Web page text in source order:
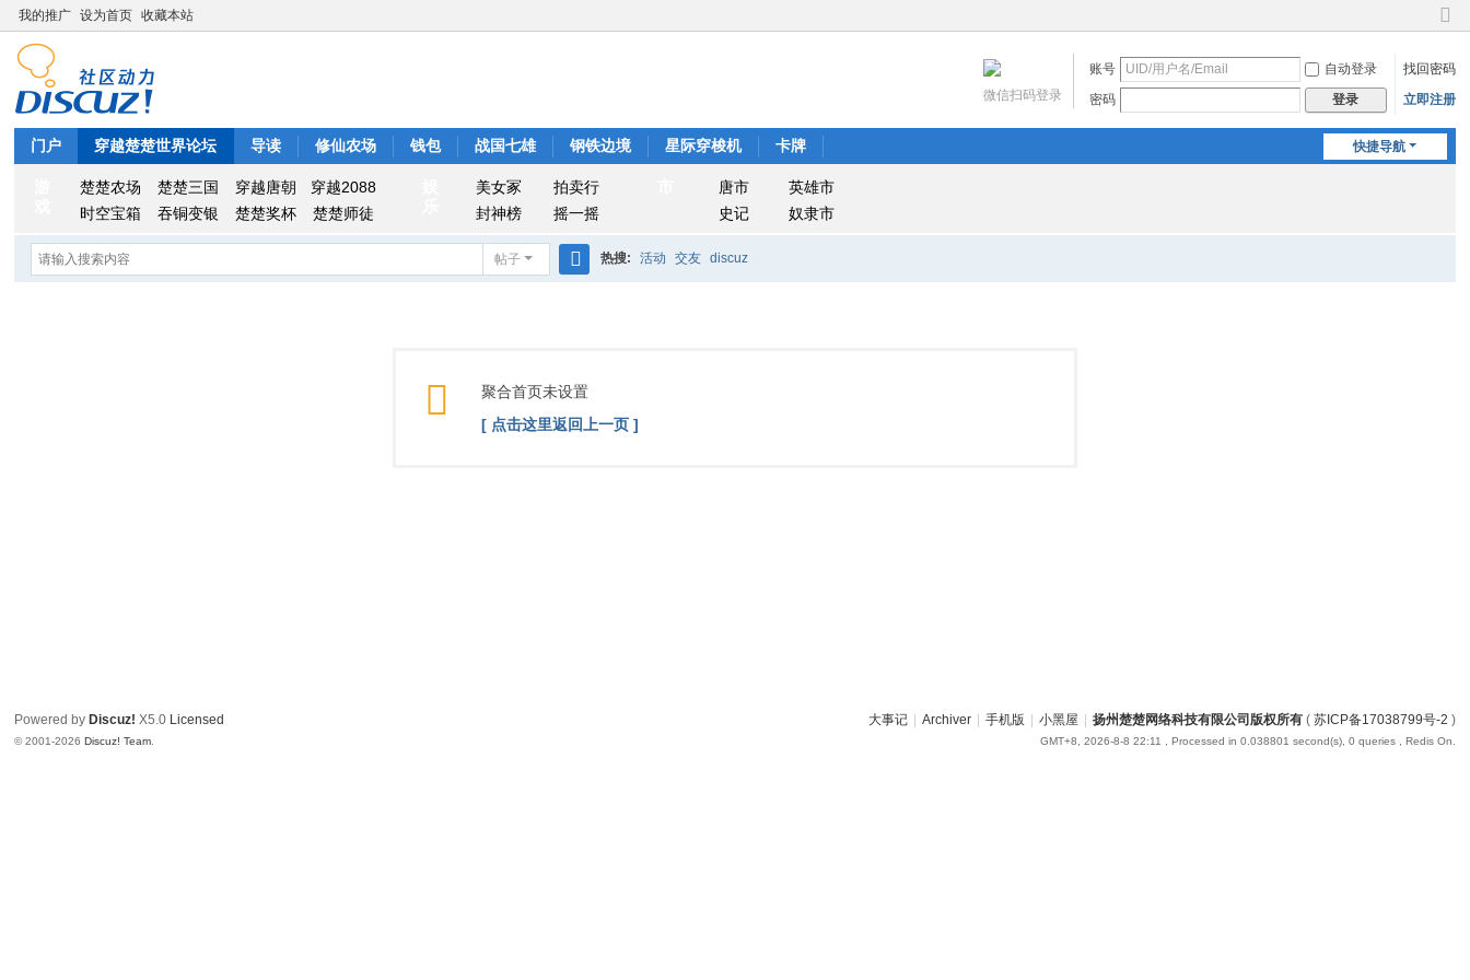
我的推广 设为首页 收藏本站
切
到
窄
账号 自动登录
找回密码
密码
登录 立即注册
微信扫码登录
快捷导航
门户 穿越楚楚世界论坛 导读 修仙农场 钱包 战国七雄 钢铁边境 星际穿梭机 卡牌
楚楚农场 楚楚三国 穿越唐朝
穿越2088
时空宝箱
吞铜变银 楚楚奖杯 楚楚师徒
美女冢
拍卖行
封神榜
摇一摇
唐市
英雄市
史记
奴隶市
帖子 热搜: 活动 交友 discuz
聚合首页未设置
[ 点击这里返回上一页 ]
大事记 Archiver 手机版 小黑屋 扬州楚楚网络科技有限公司版权所有( 苏ICP备17038799号-2 )
GMT+8, 2026-8-8 22:11 , Processed in 0.038801 second(s), 0 queries , Redis On.
Powered by Discuz! X5.0 Licensed
© 2001-2026Discuz! Team